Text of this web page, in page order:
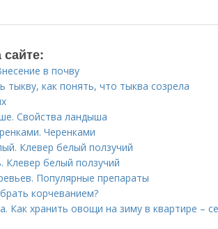
в почву
тыкву, как понять, что тыква созрела
Свойства ландыша
Черенками
Клевер белый ползучий
Клевер белый ползучий
Популярные препараты
корчеванием?
Как хранить овощи на зиму в квартире –